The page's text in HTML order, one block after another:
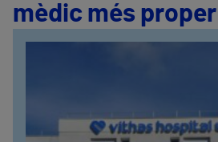
mèdic més proper